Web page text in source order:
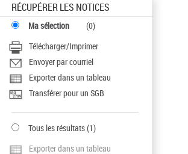
RÉCUPÉRER LES NOTICES
Ma sélection (0)
Télécharger/Imprimer
Envoyer par courriel
Exporter dans un tableau
Transférer pour un SGB
Tous les résultats(1)
Exporter dans un tableau